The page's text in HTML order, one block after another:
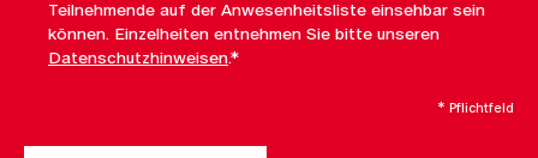
Teilnehmende auf der Anwesenheitsliste einsehbar sein
können. Einzelheiten entnehmen Sie bitte unseren
Datenschutzhinweisen.*
* Pflichtfeld